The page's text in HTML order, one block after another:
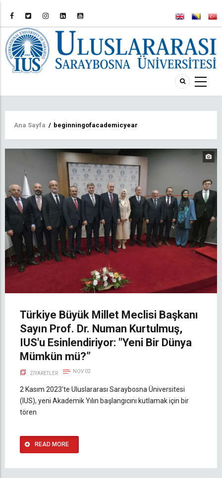
Sayfa
yolu
Ana Sayfa / beginningofacademicyear
Türkiye Büyük Millet Meclisi Başkanı
Sayın Prof. Dr. Numan Kurtulmuş,
IUS'u Esinlendiriyor: "Yeni Bir Dünya
Mümkün mü?”
ZIYARETLER NOV 02
2 Kasım 2023'te Uluslararası Saraybosna Üniversitesi
(IUS), yeni Akademik Yılın başlangıcını kutlamak için bir
tören
READ MORE